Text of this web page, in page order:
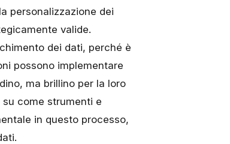
personalizzazione dei
valide.
dei dati, perché è
possono implementare
ma brillino per la loro
come strumenti e
in questo processo,